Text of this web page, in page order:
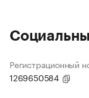
Регистрационный
1269650584